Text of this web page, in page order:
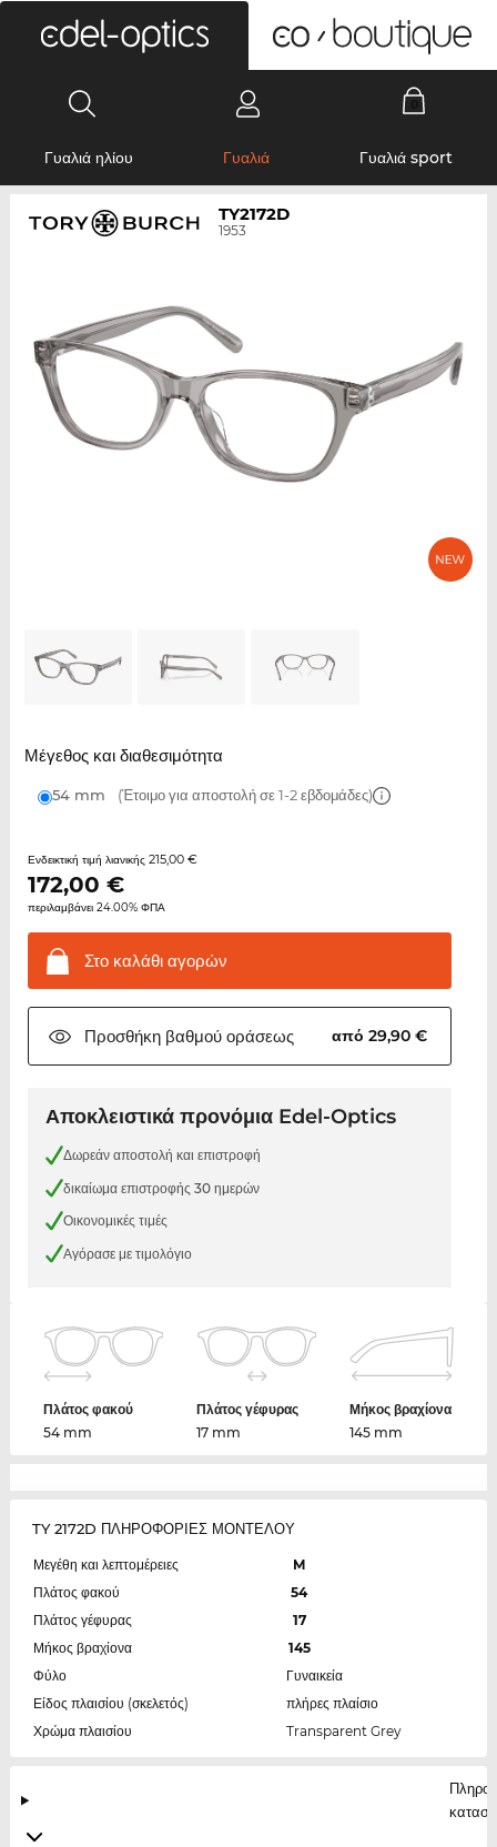
Γυαλιά ηλίου Γυαλιά Γυαλιά sport
TY2172D
1953
Μέγεθος και διαθεσιμότητα
54 mm (Έτοιμο για αποστολή σε 1-2 εβδομάδες)
Ενδεικτική τιμή λιανικής 215,00 €
172,00 €
περιλαμβάνει 24.00% ΦΠΑ
Στο καλάθιαγορών
Προσθήκη βαθμούοράσεως από 29,90 €
Αποκλειστικά προνόμια Edel-Optics
Δωρεάν αποστολή και επιστροφή
δικαίωμα επιστροφής 30 ημερών
Οικονομικές τιμές
Αγόρασε με τιμολόγιο
Πλάτος φακού
54 mm
Πλάτος γέφυρας
17 mm
Μήκος βραχίονα
145 mm
TY 2172D ΠΛΗΡΟΦΟΡΙΕΣ ΜΟΝΤΕΛΟΥ
Μεγέθη και λεπτομέρειες
M
Πλάτος φακού
54
Πλάτος γέφυρας
17
Μήκος βραχίονα
145
Φύλο
Γυναικεία
Είδος πλαισίου (σκελετός)
πλήρες πλαίσιο
Χρώμα πλαισίου
Transparent Grey